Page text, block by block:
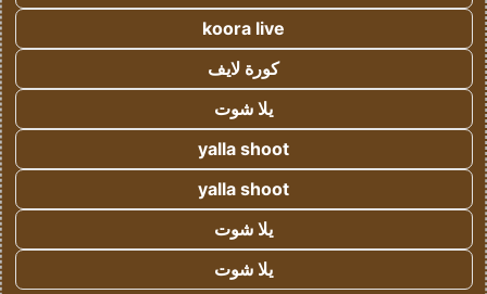
koora live
كورة لايف
يلا شوت
yalla shoot
yalla shoot
يلا شوت
يلا شوت